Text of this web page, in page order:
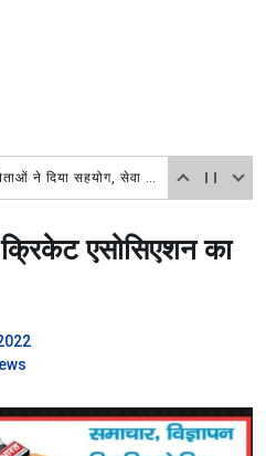
प्रेस क्लब रुड़की के भंडारे में भाजपा नेताओं ने दिया सहयोग, सेवा कार्य की जमकर सराहना
एसोसिएशन का